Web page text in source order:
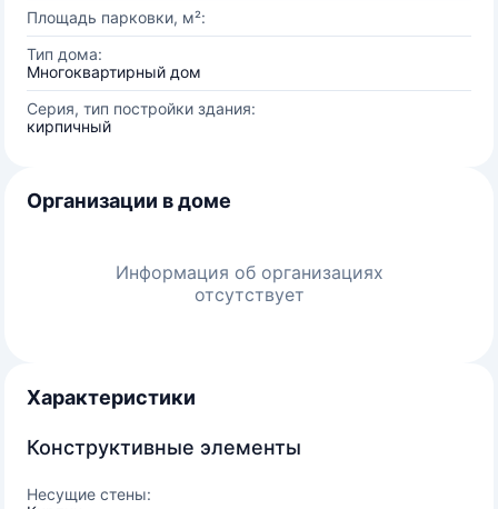
Площадь парковки, м²:
Тип дома:
Многоквартирный дом
Серия, тип постройки здания:
кирпичный
Организации в доме
Информация об организациях
отсутствует
Характеристики
Конструктивные элементы
Несущие стены: